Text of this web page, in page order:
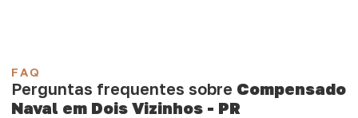
FAQ
Perguntas frequentes sobre Compensado
Naval em Dois Vizinhos - PR